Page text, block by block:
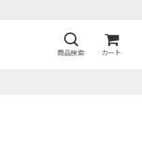
商品検索 カート